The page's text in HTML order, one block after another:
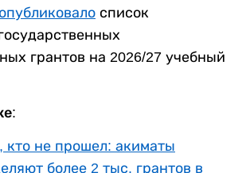
опубликовало список
грантов на 2026/27 учебный
кто не прошел: акиматы
более 2 тыс. грантов в